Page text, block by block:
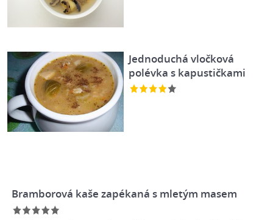
Jednoduchá vločková
polévka s kapustičkami
Bramborová kaše zapékaná s mletým masem